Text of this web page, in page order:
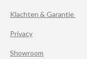
Klachten & Garantie
Privacy
Showroom